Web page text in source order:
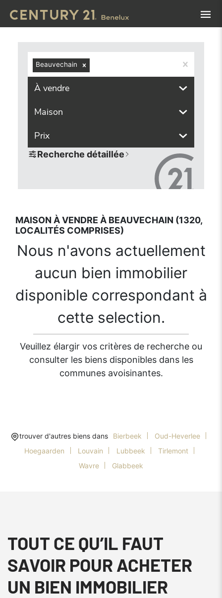
Beauvechain
À vendre
Maison
Prix
Recherche détaillée
MAISON À VENDRE À BEAUVECHAIN (1320,
LOCALITÉS COMPRISES)
Nous n'avons actuellement
aucun bien immobilier
disponible correspondant à
cette selection.
Veuillez élargir vos critères de recherche ou
consulter les biens disponibles dans les
communes avoisinantes.
trouver d'autres biens dans Bierbeek
Oud-Heverlee
Hoegaarden
Louvain Lubbeek
Tirlemont
Wavre
Glabbeek
TOUT CE QU’IL FAUT
SAVOIR POUR ACHETER
UN BIEN IMMOBILIER